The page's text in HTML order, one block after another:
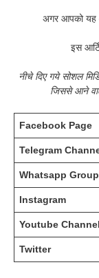
अगर आपको यह
इस
नीचे दिए गये सोशल
जिससे आने
Facebook Page
Telegram
Whatsapp Group
Instagram
Youtube Channel
Twitter